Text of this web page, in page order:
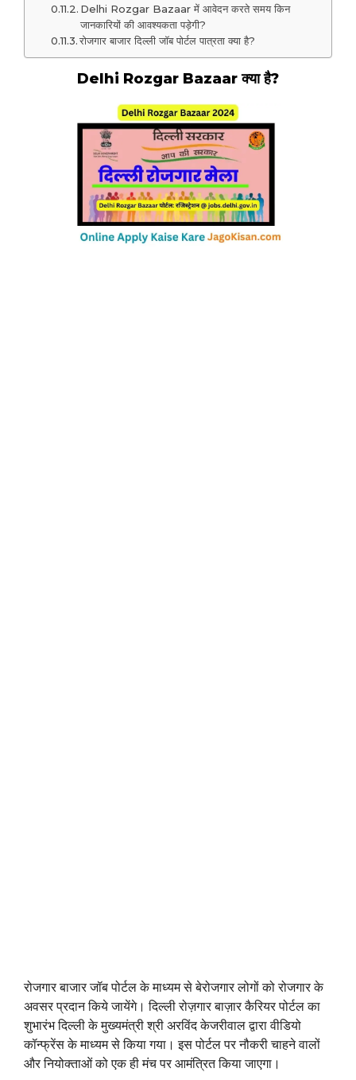
Delhi Rozgar Bazaar में आवेदन करते समय किन
जानकारियों की आवश्यकता पड़ेगी?
रोजगार बाजार दिल्ली जॉब पोर्टल पात्रता क्या है?
Delhi Rozgar Bazaar क्या है?
रोजगार बाजार जॉब पोर्टल के माध्यम से बेरोजगार लोगों को रोजगार के
अवसर प्रदान किये जायेंगे। दिल्ली रोज़गार बाज़ार कैरियर पोर्टल का
शुभारंभ दिल्ली के मुख्यमंत्री श्री अरविंद केजरीवाल द्वारा वीडियो
कॉन्फ्रेंस के माध्यम से किया गया। इस पोर्टल पर नौकरी चाहने वालों
और नियोक्ताओं को एक ही मंच पर आमंत्रित किया जाएगा।